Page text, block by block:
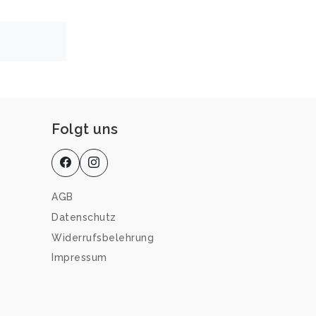
Folgt uns
AGB
Datenschutz
Widerrufsbelehrung
Impressum